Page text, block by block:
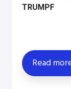
TRUMPF
Read